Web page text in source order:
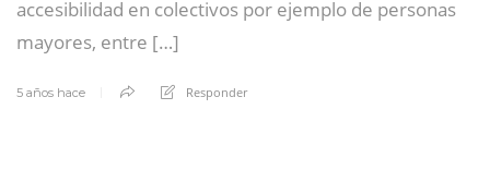
accesibilidad en colectivos por ejemplo de personas
mayores, entre […]
5 años hace Responder